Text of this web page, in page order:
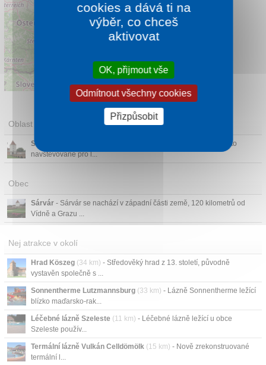
Leaflet|©OpenStreetMapcontributors
Oblast
Sárvár
- Sárvár je známé především jako lázeňské město, často
navštěvované pro l...
Obec
Sárvár - Sárvár se nachází v západní části země, 120 kilometrů od
Vídně a Grazu ...
Nej atrakce v okolí
Hrad Köszeg (34 km) - Středověký hrad z 13. století, původně
vystavěn společně s ...
Sonnentherme Lutzmannsburg (33 km) - Lázně Sonnentherme ležící
blízko maďarsko-rak...
Léčebné lázně Szeleste (11 km) - Léčebné lázně ležící u obce
Szeleste použív...
Termální lázně Vulkán Celldömölk (15 km) - Nově zrekonstruované
termální l...
cookies a dává ti na
výběr, co chceš
aktivovat
OK, přijmout vše
Odmítnout všechny cookies
Přizpůsobit